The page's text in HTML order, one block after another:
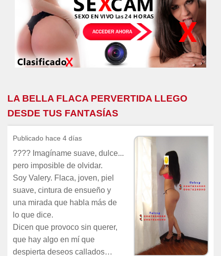
LA BELLA FLACA PERVERTIDA LLEGO
DESDE TUS FANTASÍAS
Publicado hace 4 días
???? Imagíname suave, dulce...
pero imposible de olvidar.
Soy Valery. Flaca, joven, piel
suave, cintura de ensueño y
una mirada que habla más de
lo que dice.
Dicen que provoco sin querer,
que hay algo en mí que
despierta deseos callados…